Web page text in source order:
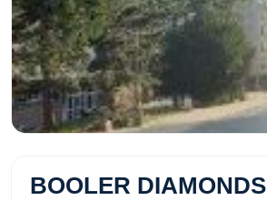
BOOLER DIAMONDS